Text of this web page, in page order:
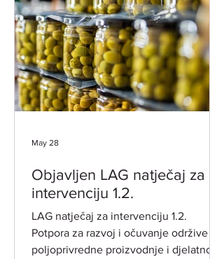
sudjelovanje nisu potrebne. ​ LOKACIJA
ODRŽAVANJA: Grad Vodnjan-Dignano,
Trgovačka 2 -VJENČANA SALA
DATUM I VRIJEME: 18. LIPNJA 2026.
GODINE (ČETVRTAK
Objavljen LAG natječaj za
intervenciju 1.2.
LAG natječaj za intervenciju 1.2.
Potpora za razvoj i očuvanje održive
poljoprivredne proizvodnje i djelatnosti
May 28